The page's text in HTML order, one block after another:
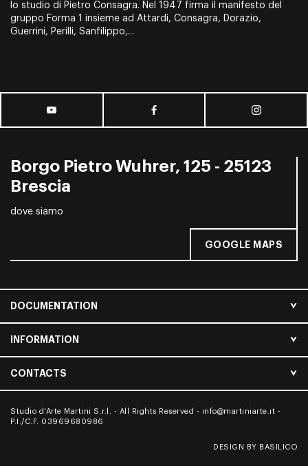
lo studio di Pietro Consagra. Nel 1947 firma il manifesto del
gruppo Forma 1 insieme ad Attardi, Consagra, Dorazio,
Guerrini, Perilli, Sanfilippo,...
Borgo Pietro Wuhrer, 125 - 25123
Brescia
dove siamo
GOOGLE MAPS
DOCUMENTATION
INFORMATION
CONTACTS
Studio d’Arte Martini S.r.l. - All Rights Reserved - info@martiniarte.it -
P.I./C.F. 03969680986
DESIGN BY BASILICO